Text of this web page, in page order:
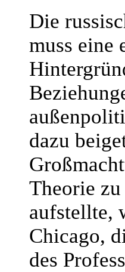
Die
muss eine
dazu
Theorie
aufstellte,
Chicago,
des